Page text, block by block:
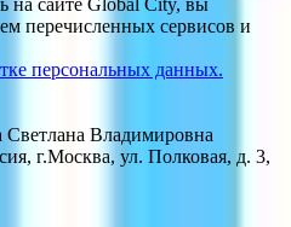
перечисленных сервисов и
персональных данных.
Владимировна
г.Москва, ул. Полковая, д. 3,